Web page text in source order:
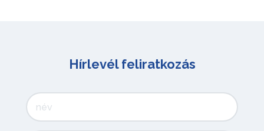
Hírlevél feliratkozás